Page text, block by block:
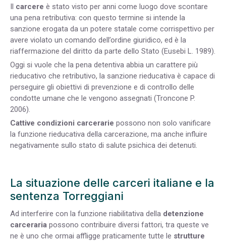
Il carcere è stato visto per anni come luogo dove scontare
una pena retributiva: con questo termine si intende la
sanzione erogata da un potere statale come corrispettivo per
avere violato un comando dell’ordine giuridico, ed è la
riaffermazione del diritto da parte dello Stato (Eusebi L. 1989).
Oggi si vuole che la pena detentiva abbia un carattere più
rieducativo che retributivo, la sanzione rieducativa è capace di
perseguire gli obiettivi di prevenzione e di controllo delle
condotte umane che le vengono assegnati (Troncone P.
2006).
Cattive condizioni carcerarie possono non solo vanificare
la funzione rieducativa della carcerazione, ma anche influire
negativamente sullo stato di salute psichica dei detenuti.
La situazione delle carceri italiane e la
sentenza Torreggiani
Ad interferire con la funzione riabilitativa della detenzione
carceraria possono contribuire diversi fattori, tra queste ve
ne è uno che ormai affligge praticamente tutte le strutture